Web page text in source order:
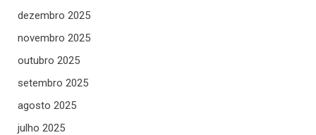
dezembro 2025
novembro 2025
outubro 2025
setembro 2025
agosto 2025
julho 2025